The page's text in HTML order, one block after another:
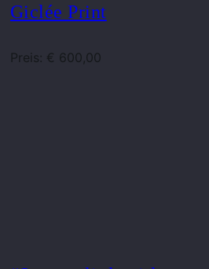
Giclée Print
Preis: € 600,00